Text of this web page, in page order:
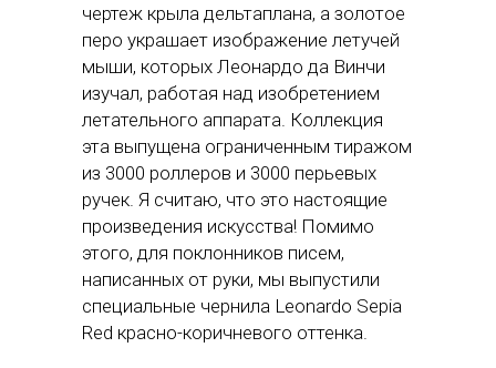
чертеж крыла дельтаплана, а золотое
перо украшает изображение летучей
мыши, которых Леонардо да Винчи
изучал, работая над изобретением
летательного аппарата. Коллекция
эта выпущена ограниченным тиражом
из 3000 роллеров и 3000 перьевых
ручек. Я считаю, что это настоящие
произведения искусства! Помимо
этого, для поклонников писем,
написанных от руки, мы выпустили
специальные чернила Leonardo Sepia
Red красно-коричневого оттенка.